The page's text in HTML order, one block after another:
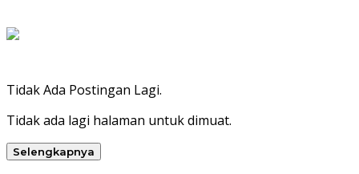
Tidak Ada Postingan Lagi.
Tidak ada lagi halaman untuk dimuat.
Selengkapnya